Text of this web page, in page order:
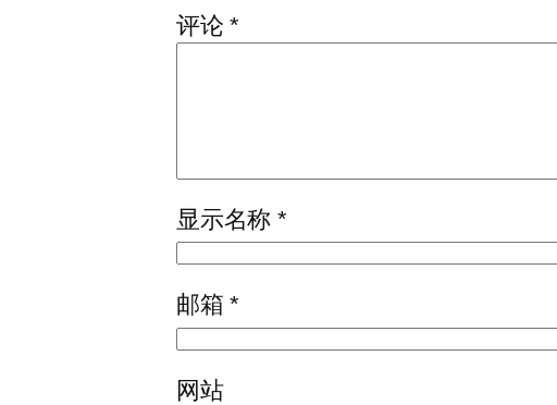
评论*
显示名称*
邮箱*
网站